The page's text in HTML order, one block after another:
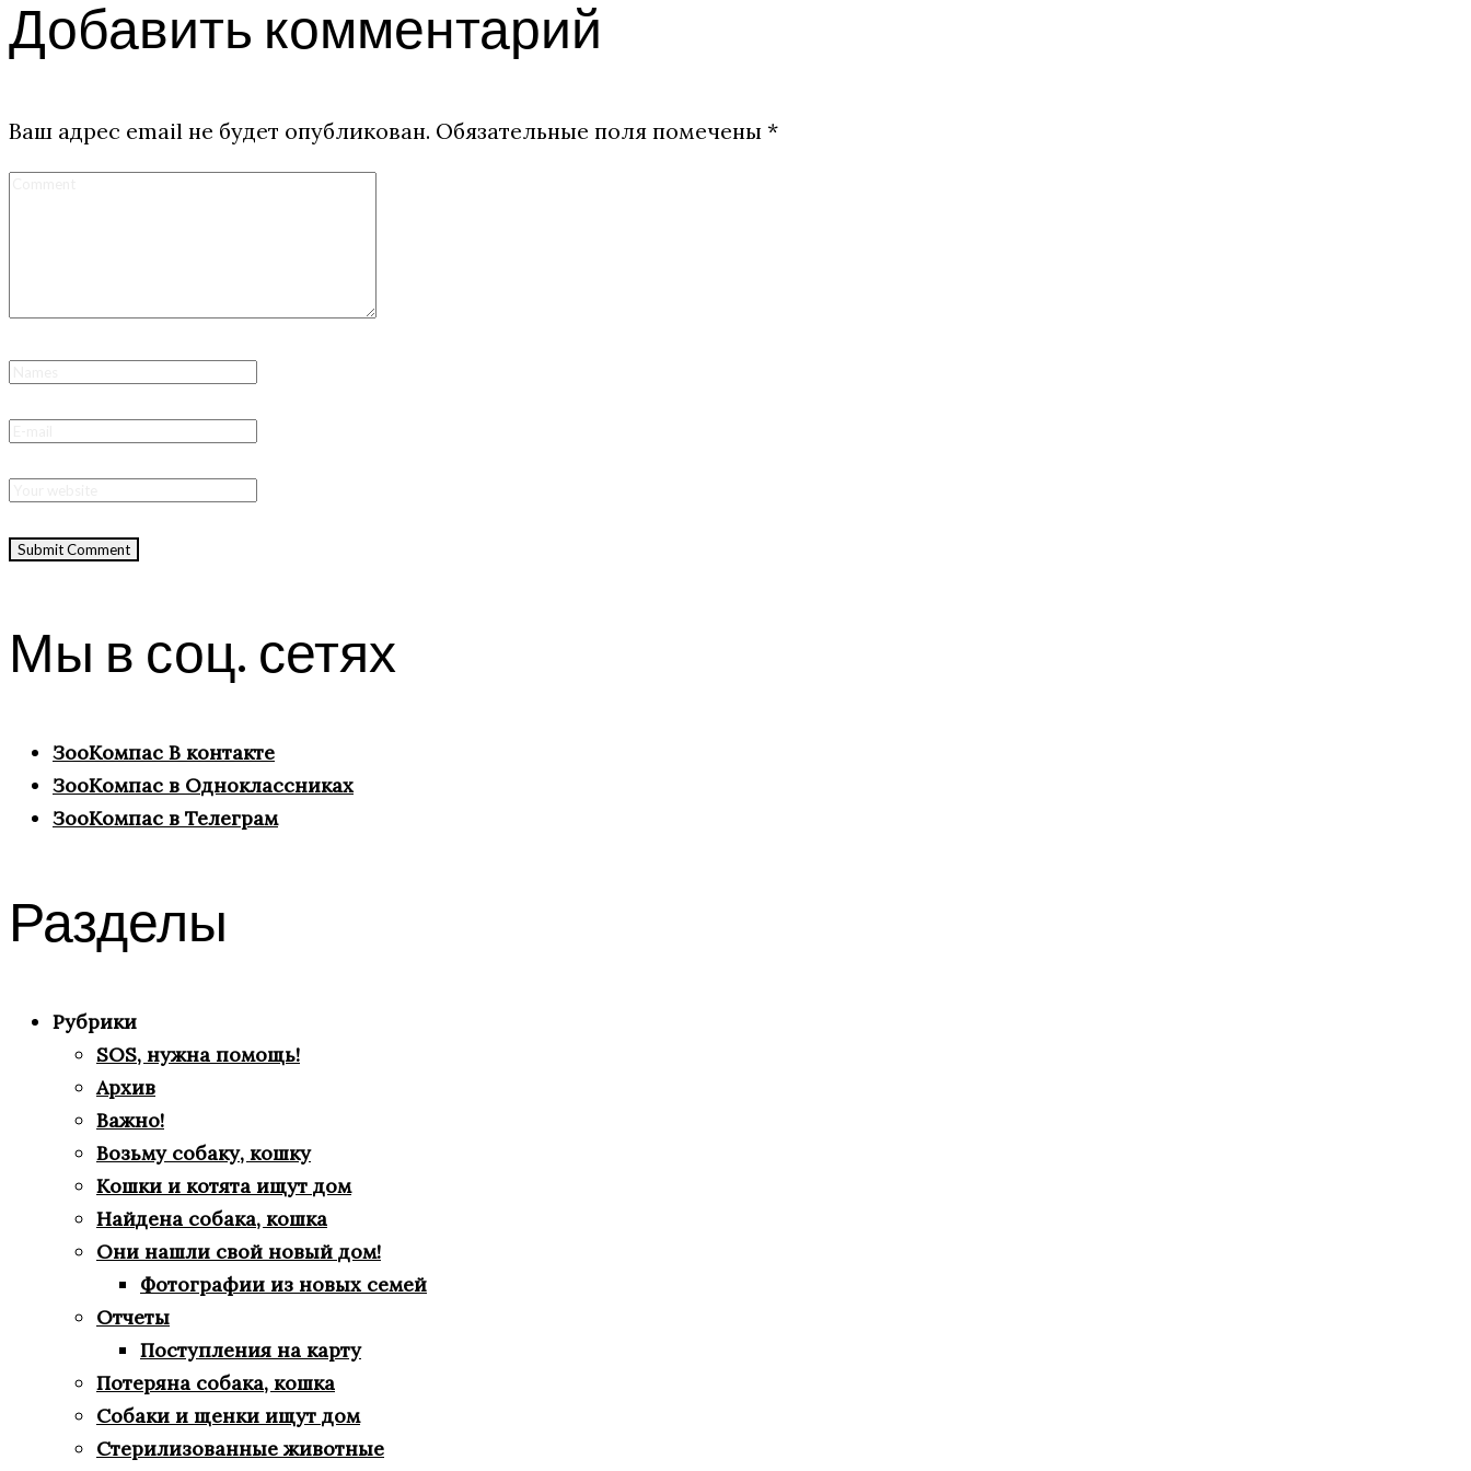
Добавить комментарий
Ваш адрес email не будет опубликован. Обязательные поля помечены *
Мы в соц. сетях
ЗооКомпас В контакте
ЗооКомпас в Одноклассниках
ЗооКомпас в Телеграм
Разделы
Рубрики
SOS, нужна помощь!
Архив
Важно!
Возьму собаку, кошку
Кошки и котята ищут дом
Найдена собака, кошка
Они нашли свой новый дом!
Фотографии из новых семей
Отчеты
Поступления на карту
Потеряна собака, кошка
Собаки и щенки ищут дом
Стерилизованные животные